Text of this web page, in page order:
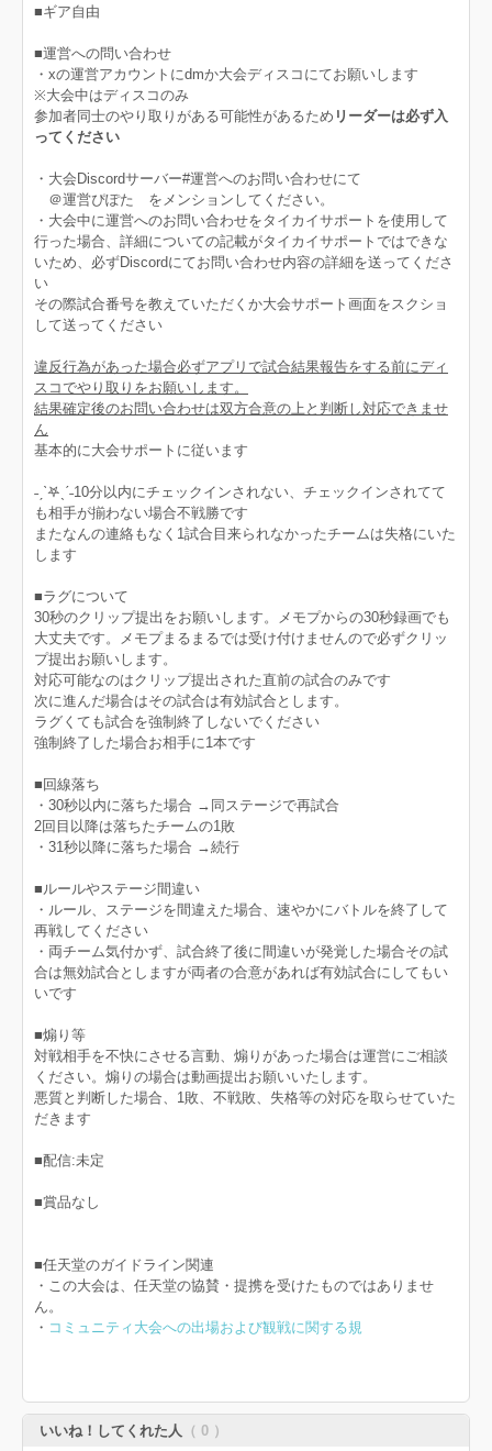
■ギア自由
■運営への問い合わせ
・xの運営アカウントにdmか大会ディスコにてお願いします
※大会中はディスコのみ
参加者同士のやり取りがある可能性があるため リーダーは必ず入
ってください
・大会Discordサーバー#運営へのお問い合わせにて
＠運営ぴぽた をメンションしてください。
・大会中に運営へのお問い合わせをタイカイサポートを使用して
行った場合、詳細についての記載がタイカイサポートではできな
いため、必ずDiscordにてお問い合わせ内容の詳細を送ってくださ
い
その際試合番号を教えていただくか大会サポート画面をスクショ
して送ってください
違反行為があった場合必ずアプリで試合結果報告をする前にディ
スコでやり取りをお願いします。
結果確定後のお問い合わせは双方合意の上と判断し対応できませ
ん
基本的に大会サポートに従います
˗ˏˋ𖤐ˎˊ˗10分以内にチェックインされない、チェックインされてて
も相手が揃わない場合不戦勝です
またなんの連絡もなく1試合目来られなかったチームは失格にいた
します
■ラグについて
30秒のクリップ提出をお願いします。メモプからの30秒録画でも
大丈夫です。メモプまるまるでは受け付けませんので必ずクリッ
プ提出お願いします。
対応可能なのはクリップ提出された直前の試合のみです
次に進んだ場合はその試合は有効試合とします。
ラグくても試合を強制終了しないでください
強制終了した場合お相手に1本です
■回線落ち
・30秒以内に落ちた場合 →同ステージで再試合
2回目以降は落ちたチームの1敗
・31秒以降に落ちた場合 →続行
■ルールやステージ間違い
・ルール、ステージを間違えた場合、速やかにバトルを終了して
再戦してください
・両チーム気付かず、試合終了後に間違いが発覚した場合その試
合は無効試合としますが両者の合意があれば有効試合にしてもい
いです
■煽り等
対戦相手を不快にさせる言動、煽りがあった場合は運営にご相談
ください。煽りの場合は動画提出お願いいたします。
悪質と判断した場合、1敗、不戦敗、失格等の対応を取らせていた
だきます
■配信:未定
■賞品なし
■任天堂のガイドライン関連
・この大会は、任天堂の協賛・提携を受けたものではありませ
ん。
・ コミュニティ大会への出場および観戦に関する規
いいね！してくれた人 （ 0 ）